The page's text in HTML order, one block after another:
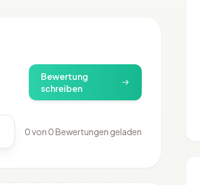
Bewertung
schreiben
0 von 0 Bewertungen geladen